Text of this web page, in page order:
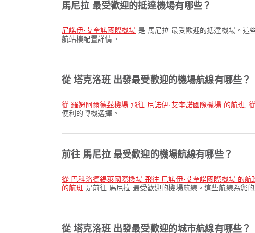
馬尼拉 最受歡迎的抵達機場有哪些？
尼諾伊·艾奎諾國際機場 是 馬尼拉 最受歡迎的抵達機場。這
航站樓配置詳情。
從 塔克洛班 出發最受歡迎的機場航線有哪些？
從 羅姆阿爾德茲機場 飛往 尼諾伊·艾奎諾國際機場 的航班 ,
便利的轉機選擇。
前往 馬尼拉 最受歡迎的機場航線有哪些？
從 巴科洛德錫萊國際機場 飛往 尼諾伊·艾奎諾國際機場 的航
的航班 是前往 馬尼拉 最受歡迎的機場航線。這些航線為您
從 塔克洛班 出發最受歡迎的城市航線有哪些？